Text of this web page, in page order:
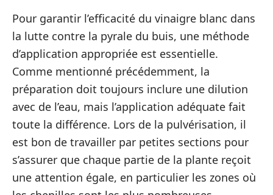
Pour garantir l’efficacité du vinaigre blanc dans
la lutte contre la pyrale du buis, une méthode
d’application appropriée est essentielle.
Comme mentionné précédemment, la
préparation doit toujours inclure une dilution
avec de l’eau, mais l’application adéquate fait
toute la différence. Lors de la pulvérisation, il
est bon de travailler par petites sections pour
s’assurer que chaque partie de la plante reçoit
une attention égale, en particulier les zones où